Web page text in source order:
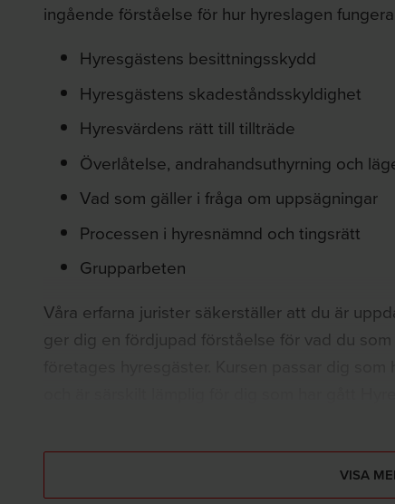
ingående förståelse för hur hyreslagen
Hyresgästens besittningsskydd
Hyresgästens skadeståndsskyldighet
Hyresvärdens rätt till tillträde
Överlåtelse, andrahandsuthyrning och
Vad som gäller i fråga om uppsägningar
Processen i hyresnämnd och tingsrätt
Grupparbeten
Våra erfarna jurister säkerställer att du är
ger dig en fördjupad förståelse för vad du
VISA